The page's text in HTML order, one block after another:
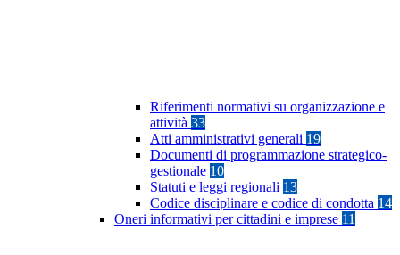
Riferimenti normativi su organizzazione e
attività 33
Atti amministrativi generali 19
Documenti di programmazione strategico-
gestionale 10
Statuti e leggi regionali 13
Codice disciplinare e codice di condotta 14
Oneri informativi per cittadini e imprese 11